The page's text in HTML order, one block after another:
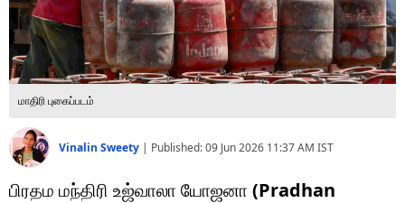
வலை கதைகள்
போட்டோ கேலரி
மாதிரி புகைப்படம்
Vinalin Sweety | Published:09 Jun 2026 11:37 AM IST
பிரதம மந்திரி உஜ்வாலா யோஜனா (Pradhan